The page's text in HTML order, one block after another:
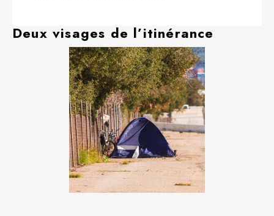
Deux visages de l’itinérance